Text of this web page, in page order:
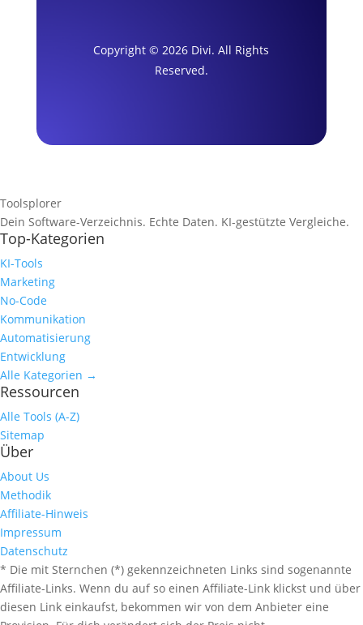
Copyright © 2026 Divi. All Rights
Reserved.
Toolsplorer
Dein Software-Verzeichnis. Echte Daten. KI-gestützte Vergleiche.
Top-Kategorien
KI-Tools
Marketing
No-Code
Kommunikation
Automatisierung
Entwicklung
Alle Kategorien →
Ressourcen
Alle Tools (A-Z)
Sitemap
Über
About Us
Methodik
Affiliate-Hinweis
Impressum
Datenschutz
* Die mit Sternchen (*) gekennzeichneten Links sind sogenannte
Affiliate-Links. Wenn du auf so einen Affiliate-Link klickst und über
diesen Link einkaufst, bekommen wir von dem Anbieter eine